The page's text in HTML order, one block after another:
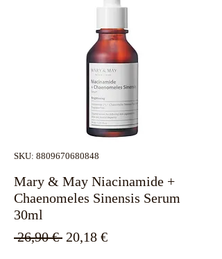
SKU: 8809670680848
Mary & May Niacinamide +
Chaenomeles Sinensis Serum
30ml
26,90 € Κανονική
20,18 €Τιμή